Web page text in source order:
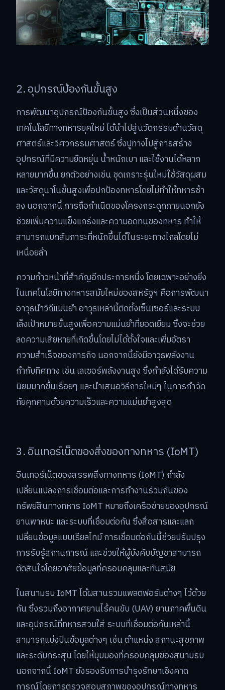
2. อุปกรณ์ป้องกันขั้นสูง
การพัฒนาอุปกรณ์ป้องกันขั้นสูง ซึ่งเป็นส่วนหนึ่งของ
เทคโนโลยีทางทหารยุคใหม่ ได้นำไปสู่นวัตกรรมด้านวัสดุ
ศาสตร์และวิศวกรรมศาสตร์ ซึ่งปูทางไปสู่การสร้าง
อุปกรณ์ที่มีความยืดหยุ่น น้ำหนักเบา และใช้งานได้หลาก
หลายมากขึ้น ยกตัวอย่างเช่น ชุดเกราะรุ่นใหม่ใช้วัสดุผสม
และวัสดุนาโนขั้นสูงเพื่อปกป้องทหารโดยไม่ทำให้ทหารช้า
ลง นอกจากนี้ การถือกำเนิดของโครงกระดูกภายนอกยัง
ช่วยเพิ่มความแข็งแกร่งและความอดทนของทหาร ทำให้
สามารถแบกสัมภาระที่หนักขึ้นได้ในระยะทางไกลโดยไม่
เหนื่อยล้า
ความก้าวหน้าที่สำคัญอีกประการหนึ่ง โดยเฉพาะอย่างยิ่ง
ในเทคโนโลยีทางทหารสมัยใหม่ของสหรัฐฯ คือการพัฒนา
อาวุธนำวิถีแม่นยำ อาวุธเหล่านี้ติดตั้งเซ็นเซอร์และระบบ
เล็งเป้าหมายขั้นสูงเพื่อความแม่นยำที่ยอดเยี่ยม ซึ่งจะช่วย
ลดความเสียหายที่เกิดขึ้นโดยไม่ได้ตั้งใจและเพิ่มอัตรา
ความสำเร็จของภารกิจ นอกจากนี้ยังมีอาวุธพลังงาน
กำกับทิศทาง เช่น เลเซอร์พลังงานสูง ซึ่งกำลังได้รับความ
นิยมมากขึ้นเรื่อยๆ และนำเสนอวิธีการใหม่ๆ ในการกำจัด
ภัยคุกคามด้วยความเร็วและความแม่นยำสูงสุด
3. อินเทอร์เน็ตของสิ่งของทางทหาร (IoMT)
อินเทอร์เน็ตของสรรพสิ่งทางทหาร (IoMT) กำลัง
เปลี่ยนแปลงการเชื่อมต่อและการทำงานร่วมกันของ
ทรัพย์สินทางทหาร IoMT หมายถึงเครือข่ายของอุปกรณ์
ยานพาหนะ และระบบที่เชื่อมต่อกัน ซึ่งสื่อสารและแลก
เปลี่ยนข้อมูลแบบเรียลไทม์ การเชื่อมต่อกันนี้ช่วยปรับปรุง
การรับรู้สถานการณ์ และช่วยให้ผู้บังคับบัญชาสามารถ
ตัดสินใจโดยอาศัยข้อมูลที่ครอบคลุมและทันสมัย
ในสนามรบ IoMT ได้ผสานรวมแพลตฟอร์มต่างๆ ไว้ด้วย
กัน ซึ่งรวมถึงอากาศยานไร้คนขับ (UAV) ยานภาคพื้นดิน
และอุปกรณ์ที่ทหารสวมใส่ ระบบที่เชื่อมต่อกันเหล่านี้
สามารถแบ่งปันข้อมูลต่างๆ เช่น ตำแหน่ง สถานะสุขภาพ
และระดับกระสุน โดยให้มุมมองที่ครอบคลุมของสนามรบ
นอกจากนี้ IoMT ยังรองรับการบำรุงรักษาเชิงคาด
การณ์โดยการตรวจสอบสภาพของอุปกรณ์ทางทหาร